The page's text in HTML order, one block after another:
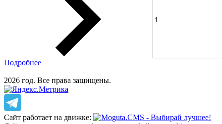
Подробнее
2026 год. Все права защищены.
Сайт работает на движке: